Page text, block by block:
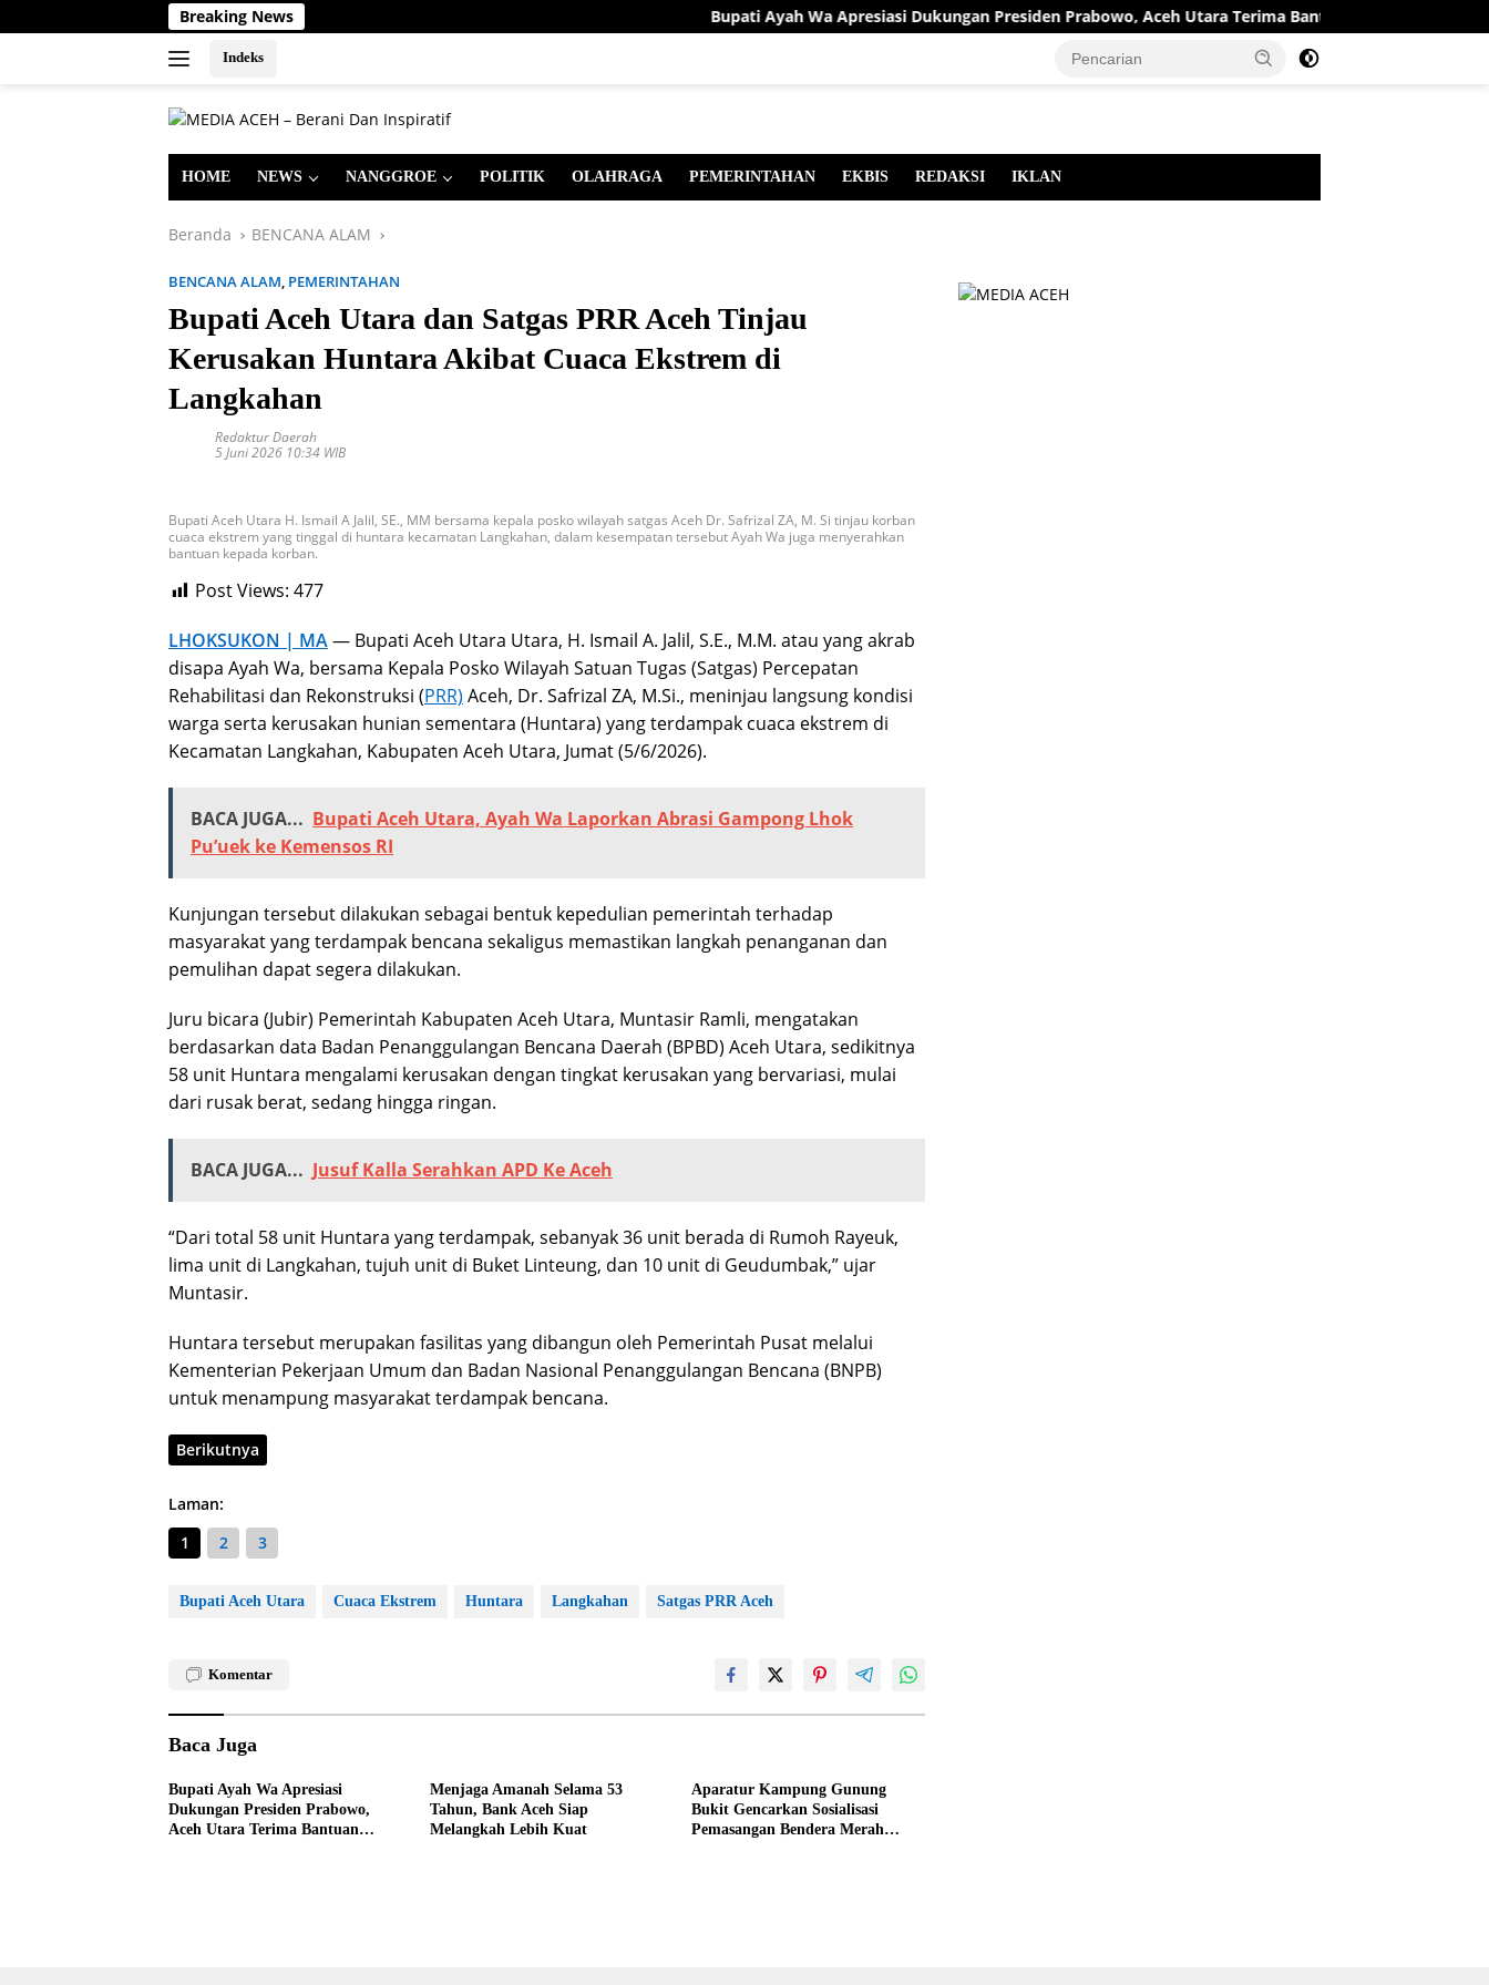
ke
Breaking News Bupati Ayah Wa Apresiasi Dukungan Presiden Prabowo, Aceh Utara Terima Bantuan Rehabilitasi Sektor
Indeks
HOME NEWS NANGGROE POLITIK OLAHRAGA PEMERINTAHAN EKBIS REDAKSI IKLAN
Beranda BENCANA ALAM
BENCANA ALAM, PEMERINTAHAN
Bupati Aceh Utara dan Satgas PRR Aceh Tinjau
Kerusakan Huntara Akibat Cuaca Ekstrem di
Langkahan
Redaktur Daerah
5 Juni 2026 10:34 WIB
Bupati Aceh Utara H. Ismail A Jalil, SE., MM bersama kepala posko wilayah satgas Aceh Dr. Safrizal ZA, M. Si tinjau korban
cuaca ekstrem yang tinggal di huntara kecamatan Langkahan, dalam kesempatan tersebut Ayah Wa juga menyerahkan
bantuan kepada korban.
Post Views: 477
LHOKSUKON | MA— Bupati Aceh Utara Utara, H. Ismail A. Jalil, S.E., M.M. atau yang akrab
disapa Ayah Wa, bersama Kepala Posko Wilayah Satuan Tugas (Satgas) Percepatan
Rehabilitasi dan Rekonstruksi (PRR) Aceh, Dr. Safrizal ZA, M.Si., meninjau langsung kondisi
warga serta kerusakan hunian sementara (Huntara) yang terdampak cuaca ekstrem di
Kecamatan Langkahan, Kabupaten Aceh Utara, Jumat (5/6/2026).
BACA JUGA... Bupati Aceh Utara, Ayah Wa Laporkan Abrasi Gampong Lhok
Pu’uek ke Kemensos RI
Kunjungan tersebut dilakukan sebagai bentuk kepedulian pemerintah terhadap
masyarakat yang terdampak bencana sekaligus memastikan langkah penanganan dan
pemulihan dapat segera dilakukan.
Juru bicara (Jubir) Pemerintah Kabupaten Aceh Utara, Muntasir Ramli, mengatakan
berdasarkan data Badan Penanggulangan Bencana Daerah (BPBD) Aceh Utara, sedikitnya
58 unit Huntara mengalami kerusakan dengan tingkat kerusakan yang bervariasi, mulai
dari rusak berat, sedang hingga ringan.
BACA JUGA... Jusuf Kalla Serahkan APD Ke Aceh
“Dari total 58 unit Huntara yang terdampak, sebanyak 36 unit berada di Rumoh Rayeuk,
lima unit di Langkahan, tujuh unit di Buket Linteung, dan 10 unit di Geudumbak,” ujar
Muntasir.
Huntara tersebut merupakan fasilitas yang dibangun oleh Pemerintah Pusat melalui
Kementerian Pekerjaan Umum dan Badan Nasional Penanggulangan Bencana (BNPB)
untuk menampung masyarakat terdampak bencana.
Berikutnya
Laman:
1
2 3
Bupati Aceh Utara Cuaca Ekstrem Huntara Langkahan Satgas PRR Aceh
Komentar
Baca Juga
Bupati Ayah Wa Apresiasi
Dukungan Presiden Prabowo,
Aceh Utara Terima Bantuan
Menjaga Amanah Selama 53
Tahun, Bank Aceh Siap
Melangkah Lebih Kuat
Aparatur Kampung Gunung
Bukit Gencarkan Sosialisasi
Pemasangan Bendera Merah